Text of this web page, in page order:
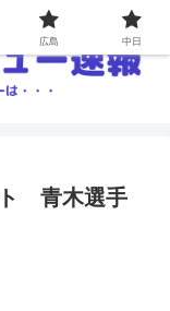
ト 青木選手
広島 中日